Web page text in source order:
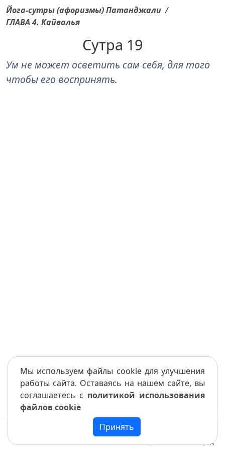
Йога-сутры (афоризмы) Патанджали /
ГЛАВА 4. Кайвалья
Сутра 19
Ум не может осветить сам себя, для того
чтобы его воспринять.
Мы используем файлы cookie для улучшения
работы сайта. Оставаясь на нашем сайте, вы
соглашаетесь с политикой использования
файлов cookie
Принять
Вперед